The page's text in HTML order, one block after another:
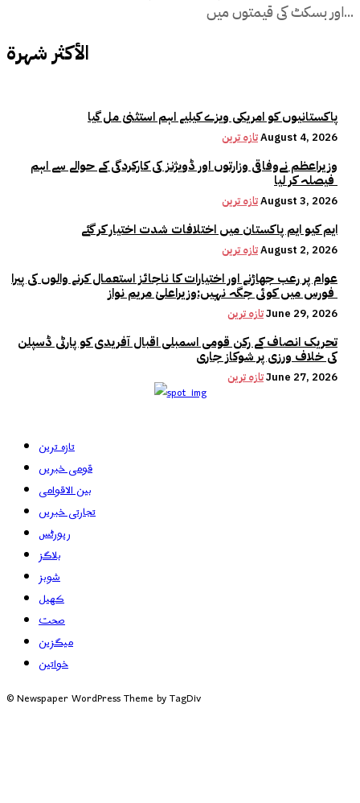
اور بسکٹ کی قیمتوں میں...
الأكثر شهرة
پاکستانیوں کو امریکی ویزے کیلیے اہم استثنیٰ مل گیا
تازہ ترینAugust 4, 2026
وزیراعظم نےوفاقی وزارتوں اور ڈویژنز کی کارکردگی کے حوالے سے اہم
تازہ ترینAugust 3, 2026
ایم کیو ایم پاکستان میں اختلافات شدت اختیار کر گئے
تازہ ترینAugust 2, 2026
عوام پر رعب جھاڑنے اور اختیارات کا ناجائز استعمال کرنے والوں کی پیرا
تازہ ترینJune 29, 2026
تحریک انصاف کے رکن قومی اسمبلی اقبال آفریدی کو پارٹی ڈسپلن
کی خلاف ورزی پر شوکاز جاری
تازہ ترینJune 27, 2026
تازہ ترین
قومی خبریں
بین الاقوامی
تجارتی خبریں
رپورٹس
بلاگز
شوبز
کھیل
صحت
میگزین
خواتین
© Newspaper WordPress Theme by TagDiv